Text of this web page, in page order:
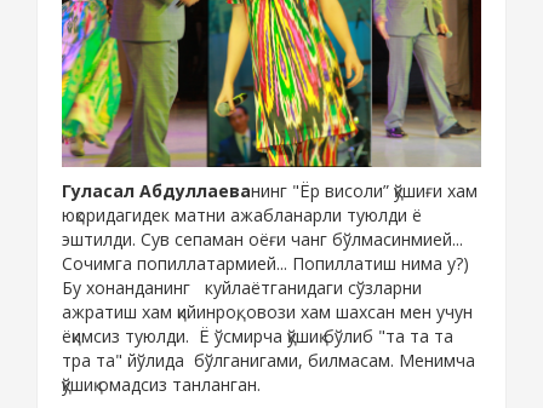
Гуласал Абдуллаеванинг "Ёр висоли” қўшиғи хам
юқоридагидек матни ажабланарли туюлди ё
эштилди. Сув сепаман оёғи чанг бўлмасинмией...
Сочимга попиллатармией... Попиллатиш нима у?)
Бу хонанданинг куйлаётганидаги сўзларни
ажратиш хам қийинроқ, овози хам шахсан мен учун
ёқимсиз туюлди. Ё ўсмирча қўшиқ бўлиб "та та та
тра та" йўлида бўлганигами, билмасам. Менимча
қўшиқ омадсиз танланган.